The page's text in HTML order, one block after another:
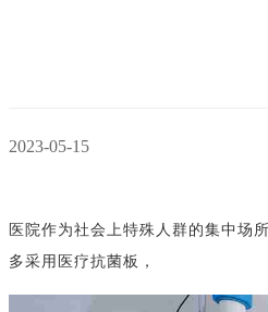
2023-05-15
医院作为社会上特殊人群的集中场
多采用医疗抗菌板，